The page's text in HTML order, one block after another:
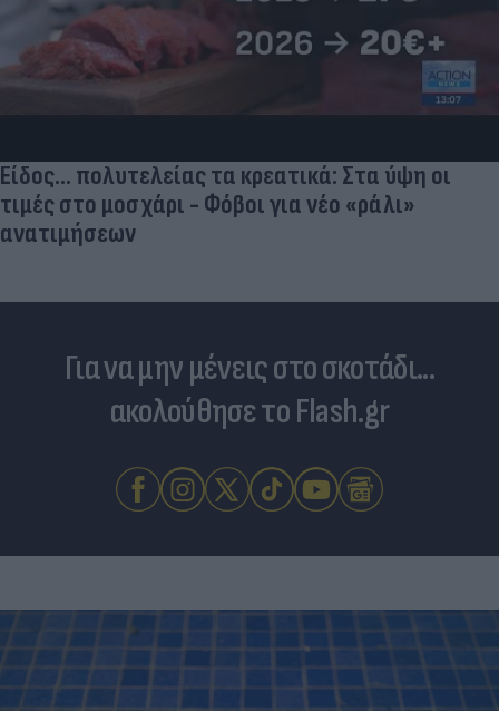
Είδος... πολυτελείας τα κρεατικά: Στα ύψη οι
τιμές στο μοσχάρι - Φόβοι για νέο «ράλι»
ανατιμήσεων
Για να μην μένεις στο σκοτάδι...
ακολούθησε το Flash.gr